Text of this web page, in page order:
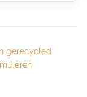
gerecycled